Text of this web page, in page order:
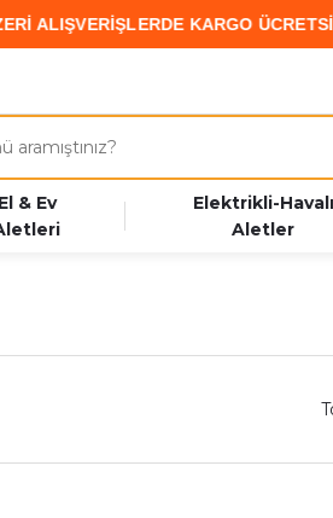
KARGO ÜCRETSİZ • PARAF
El & Ev
Elektrikli-Havalı
Aletler